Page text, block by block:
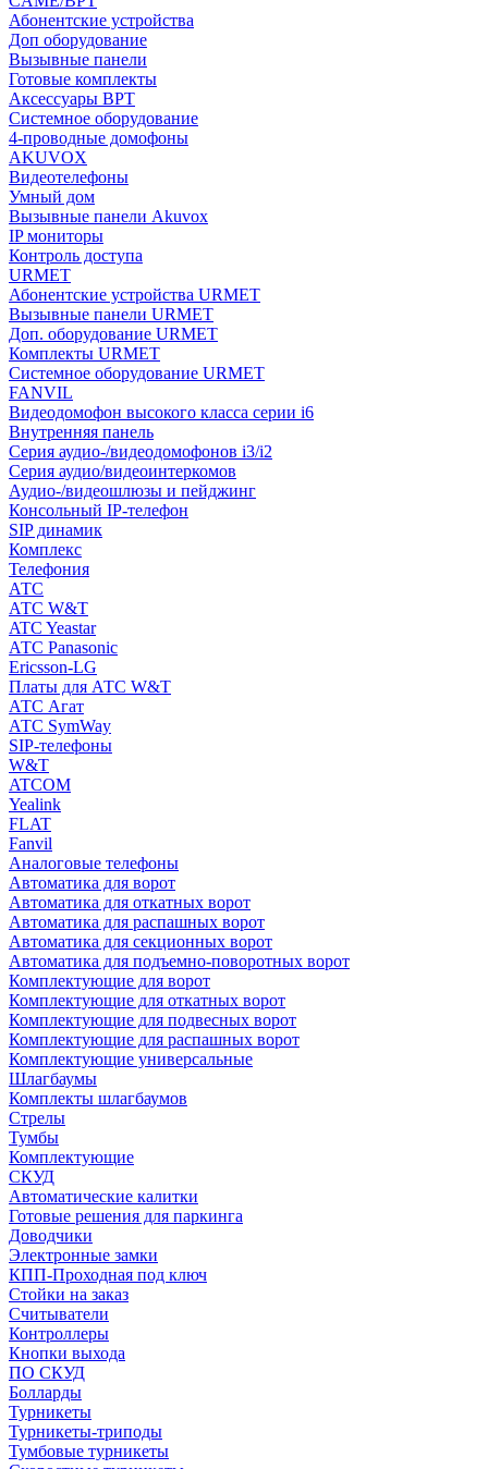
Абонентские устройства
Доп оборудование
Вызывные панели
Готовые комплекты
Аксессуары BPT
Системное оборудование
4-проводные домофоны
AKUVOX
Видеотелефоны
Умный дом
Вызывные панели Akuvox
IP мониторы
Контроль доступа
URMET
Абонентские устройства URMET
Вызывные панели URMET
Доп. оборудование URMET
Комплекты URMET
Системное оборудование URMET
FANVIL
Видеодомофон высокого класса серии i6
Внутренняя панель
Серия аудио-/видеодомофонов i3/i2
Серия аудио/видеоинтеркомов
Аудио-/видеошлюзы и пейджинг
Консольный IP-телефон
SIP динамик
Комплекс
Телефония
АТС
АТС W&T
ATC Yeastar
АТС Panasonic
Ericsson-LG
Платы для АТС W&T
АТС Агат
АТС SymWay
SIP-телефоны
W&T
ATCOM
Yealink
FLAT
Fanvil
Аналоговые телефоны
Автоматика для ворот
Автоматика для откатных ворот
Автоматика для распашных ворот
Автоматика для секционных ворот
Автоматика для подъемно-поворотных ворот
Комплектующие для ворот
Комплектующие для откатных ворот
Комплектующие для подвесных ворот
Комплектующие для распашных ворот
Комплектующие универсальные
Шлагбаумы
Комплекты шлагбаумов
Стрелы
Тумбы
Комплектующие
СКУД
Автоматические калитки
Готовые решения для паркинга
Доводчики
Электронные замки
КПП-Проходная под ключ
Стойки на заказ
Считыватели
Контроллеры
Кнопки выхода
ПО СКУД
Болларды
Турникеты
Турникеты-триподы
Тумбовые турникеты